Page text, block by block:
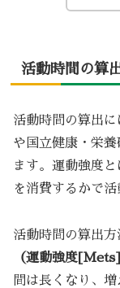
活動時間の算
活動時間の算出
や国立健康・栄
ます。運動強度
を消費するかで
活動時間の算出方
（運動強度
間は長くなり、